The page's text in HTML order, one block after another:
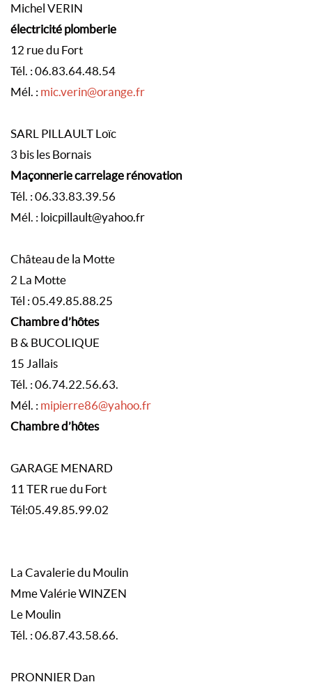
Michel VERIN
électricité plomberie
12 rue du Fort
Tél. : 06.83.64.48.54
Mél. : mic.verin@orange.fr
SARL PILLAULT Loïc
3 bis les Bornais
Maçonnerie carrelage rénovation
Tél. : 06.33.83.39.56
Mél. : loicpillault@yahoo.fr
Château de la Motte
2 La Motte
Tél : 05.49.85.88.25
Chambre d’hôtes
B & BUCOLIQUE
15 Jallais
Tél. : 06.74.22.56.63.
Mél. : mipierre86@yahoo.fr
Chambre d’hôtes
GARAGE MENARD
11 TER rue du Fort
Tél:05.49.85.99.02
La Cavalerie du Moulin
Mme Valérie WINZEN
Le Moulin
Tél. : 06.87.43.58.66.
PRONNIER Dan